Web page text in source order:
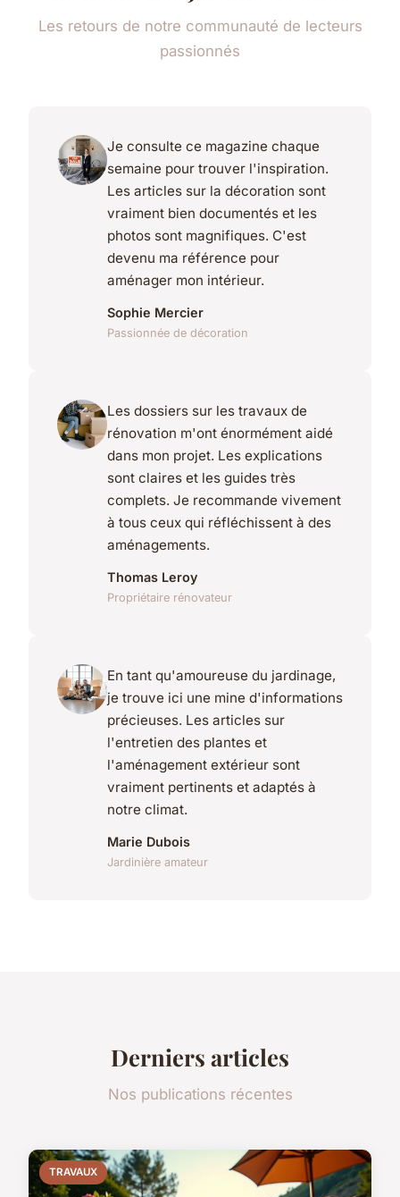
Les retours de notre communauté de lecteurs
passionnés
Je consulte ce magazine chaque
semaine pour trouver l'inspiration.
Les articles sur la décoration sont
vraiment bien documentés et les
photos sont magnifiques. C'est
devenu ma référence pour
aménager mon intérieur.
Sophie Mercier
Passionnée de décoration
Les dossiers sur les travaux de
rénovation m'ont énormément aidé
dans mon projet. Les explications
sont claires et les guides très
complets. Je recommande vivement
à tous ceux qui réfléchissent à des
aménagements.
Thomas Leroy
Propriétaire rénovateur
En tant qu'amoureuse du jardinage,
je trouve ici une mine d'informations
précieuses. Les articles sur
l'entretien des plantes et
l'aménagement extérieur sont
vraiment pertinents et adaptés à
notre climat.
Marie Dubois
Jardinière amateur
Derniers articles
Nos publications récentes
TRAVAUX